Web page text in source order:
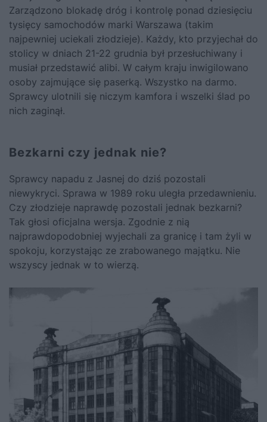
Zarządzono blokadę dróg i kontrolę ponad dziesięciu
tysięcy samochodów marki Warszawa (takim
najpewniej uciekali złodzieje). Każdy, kto przyjechał do
stolicy w dniach 21-22 grudnia był przesłuchiwany i
musiał przedstawić alibi. W całym kraju inwigilowano
osoby zajmujące się paserką. Wszystko na darmo.
Sprawcy ulotnili się niczym kamfora i wszelki ślad po
nich zaginął.
Bezkarni czy jednak nie?
Sprawcy napadu z Jasnej do dziś pozostali
niewykryci. Sprawa w 1989 roku uległa przedawnieniu.
Czy złodzieje naprawdę pozostali jednak bezkarni?
Tak głosi oficjalna wersja. Zgodnie z nią
najprawdopodobniej wyjechali za granicę i tam żyli w
spokoju, korzystając ze zrabowanego majątku. Nie
wszyscy jednak w to wierzą.